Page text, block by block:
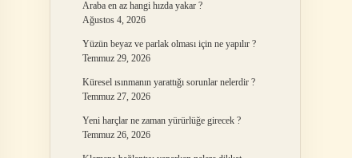
Araba en az hangi hızda yakar ?
Ağustos 4, 2026
Yüzün beyaz ve parlak olması için ne yapılır ?
Temmuz 29, 2026
Küresel ısınmanın yarattığı sorunlar nelerdir ?
Temmuz 27, 2026
Yeni harçlar ne zaman yürürlüğe girecek ?
Temmuz 26, 2026